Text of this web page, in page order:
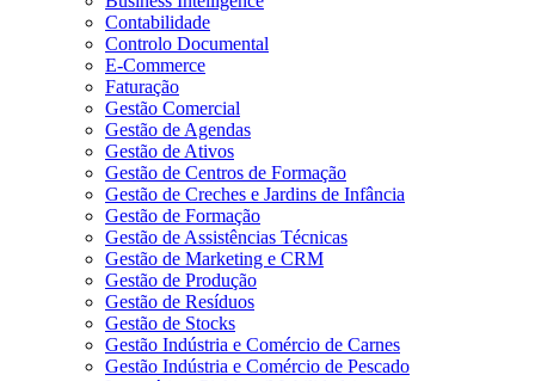
Contabilidade
Controlo Documental
E-Commerce
Faturação
Gestão Comercial
Gestão de Agendas
Gestão de Ativos
Gestão de Centros de Formação
Gestão de Creches e Jardins de Infância
Gestão de Formação
Gestão de Assistências Técnicas
Gestão de Marketing e CRM
Gestão de Produção
Gestão de Resíduos
Gestão de Stocks
Gestão Indústria e Comércio de Carnes
Gestão Indústria e Comércio de Pescado